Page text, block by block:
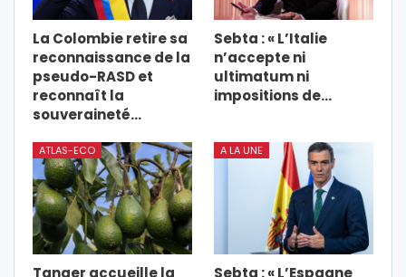
La Colombie retire sa
reconnaissance de la
pseudo-RASD et
reconnaît la
souveraineté…
Sebta : « L’Italie
n’accepte ni
ultimatum ni
impositions de…
ATLAS-ECO
Tanger accueille la
A LA UNE
Sebta : « L’Espagne